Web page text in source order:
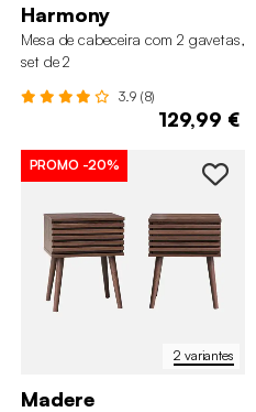
Harmony
Mesa de cabeceira com 2 gavetas,
set de 2
3.9 (8)
129,99 €
2 variantes
PROMO -20%
Madere